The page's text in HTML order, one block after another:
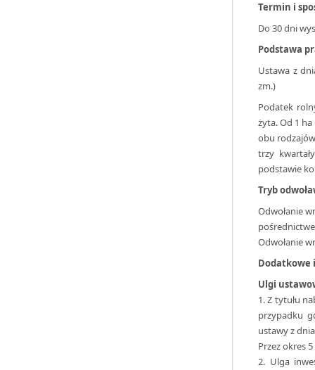
Termin i
Do 30 dni
Podstawa
Ustawa z
zm.)
Podatek
żyta. Od 1
obu
trzy
podstawie
Tryb
Odwołanie
Odwołanie
Dodatkowe
Ulgi
1. Z tytułu
przypadku
ustawy z
Przez okres
2. Ulga